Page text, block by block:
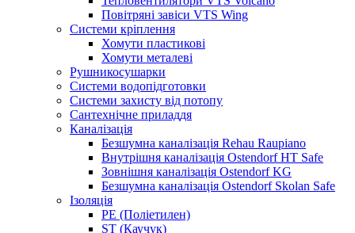
Повітряні завіси VTS Wing
Системи кріплення
Хомути пластикові
Хомути металеві
Рушникосушарки
Системи водопідготовки
Системи захисту від потопу
Сантехнічне приладдя
Каналізація
Безшумна каналізація Rehau Raupiano
Внутрішня каналізація Ostendorf HT Safe
Зовнішня каналізація Ostendorf KG
Безшумна каналізація Ostendorf Skolan Safe
Ізоляція
PE (Поліетилен)
ST (Каучук)